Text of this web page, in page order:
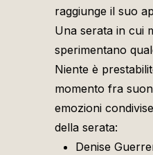
raggiunge il suo
Una serata in cui
sperimentano
Niente è
momento fra
emozioni
della serata:
Denise